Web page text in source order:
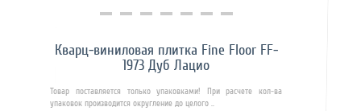
Купить в 1 клик
Кварц-виниловая плитка Fine Floor FF-
1973 Дуб Лацио
Товар поставляется только упаковками! При расчете кол-ва
упаковок производится округление до целого ..